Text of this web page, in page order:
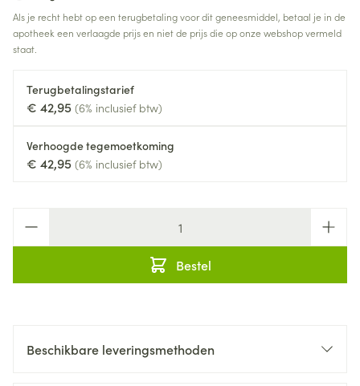
Als je recht hebt op een terugbetaling voor dit geneesmiddel, betaal je in de
apotheek een verlaagde prijs en niet de prijs die op onze webshop vermeld
staat.
Terugbetalingstarief
€ 42,95 (6% inclusief btw)
Verhoogde tegemoetkoming
€ 42,95 (6% inclusief btw)
Bestel
Beschikbare leveringsmethoden